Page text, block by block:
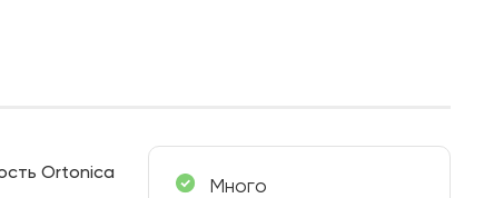
Ortonica
Много